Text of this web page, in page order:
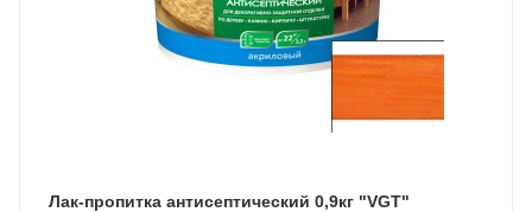
Лак-пропитка антисептический 0,9кг "VGT"